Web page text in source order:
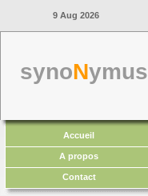
9 Aug 2026
synoNymus
Accueil
A propos
Contact